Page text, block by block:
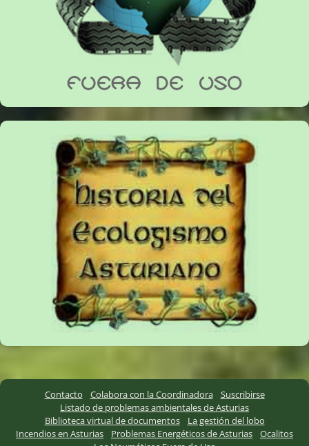
Contacto Colabora con la Coordinadora
Suscribirse
Listado de problemas ambientales de Asturias
Biblioteca virtual de documentos
La gestión del lobo
Incendios en Asturias
Problemas Energéticos de Asturias
Ocalitos